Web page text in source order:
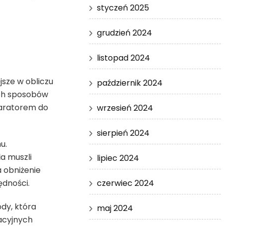
w obliczu
sposobów
do
muszli
obniżenie
która
styczeń 2025
grudzień 2024
listopad 2024
październik 2024
wrzesień 2024
sierpień 2024
lipiec 2024
czerwiec 2024
maj 2024